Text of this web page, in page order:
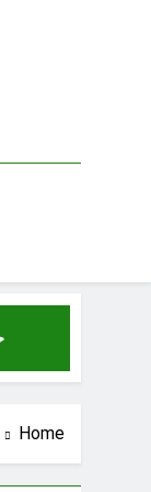
Home